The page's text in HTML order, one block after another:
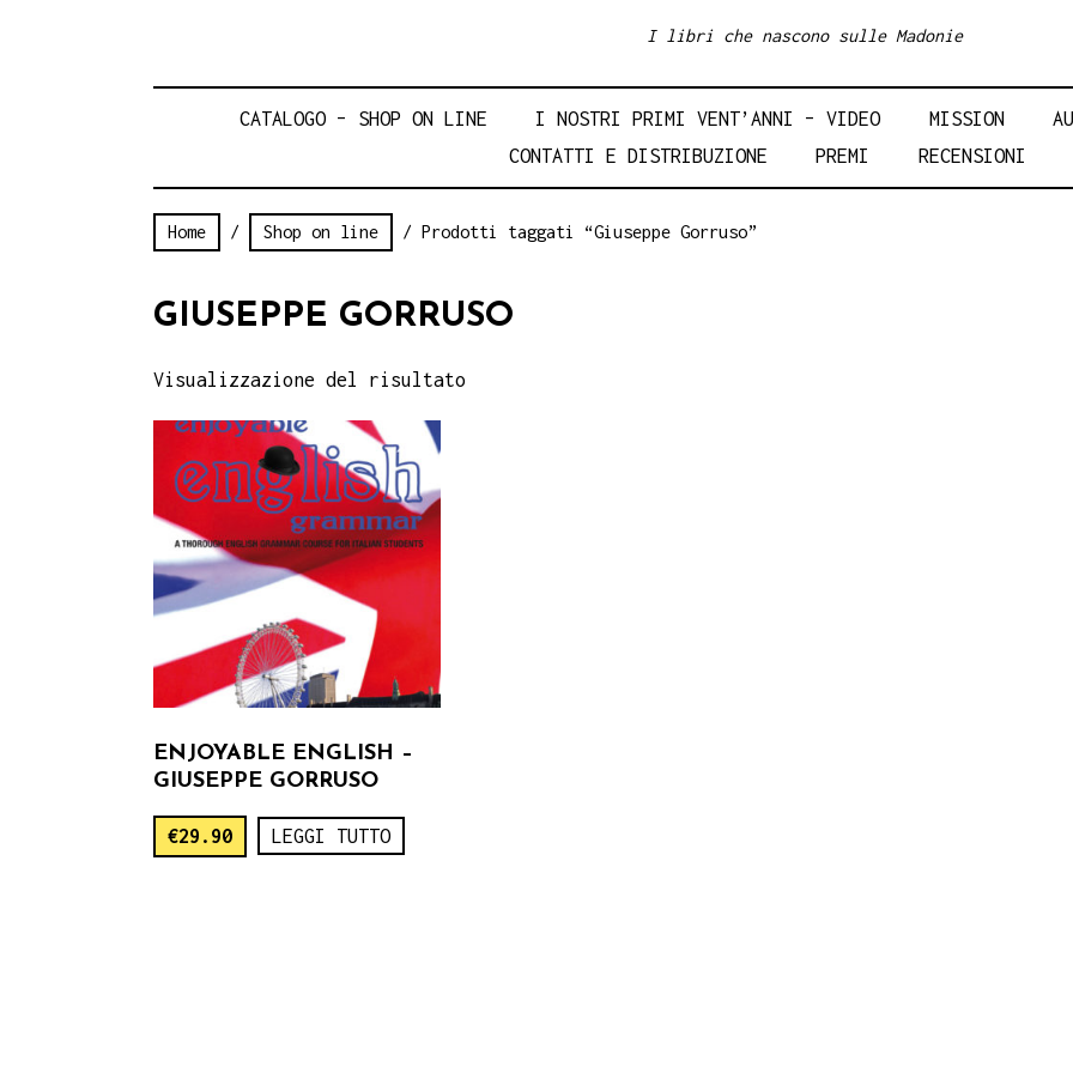
I libri che nascono sulle Madonie
CATALOGO – SHOP ON LINE I NOSTRI PRIMI VENT’ANNI – VIDEO MISSION
CONTATTI E DISTRIBUZIONE
PREMI RECENSIONI
Home / Shop on line / Prodotti taggati “Giuseppe Gorruso”
GIUSEPPE GORRUSO
Visualizzazione del risultato
ENJOYABLE ENGLISH –
GIUSEPPE GORRUSO
€29.90 LEGGI TUTTO